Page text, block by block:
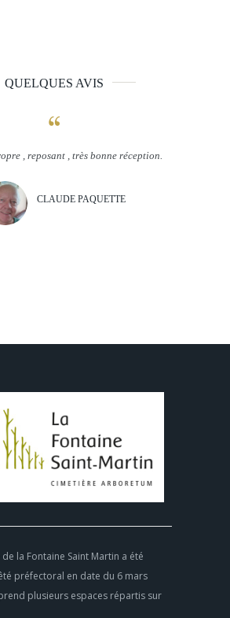
QUELQUES AVIS
, reposant , très bonne réception.
CLAUDE PAQUETTE
la Fontaine Saint Martin a été
préfectoral en date du 6 mars
plusieurs espaces répartis sur